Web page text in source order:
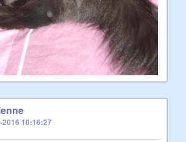
2016 10:16:27